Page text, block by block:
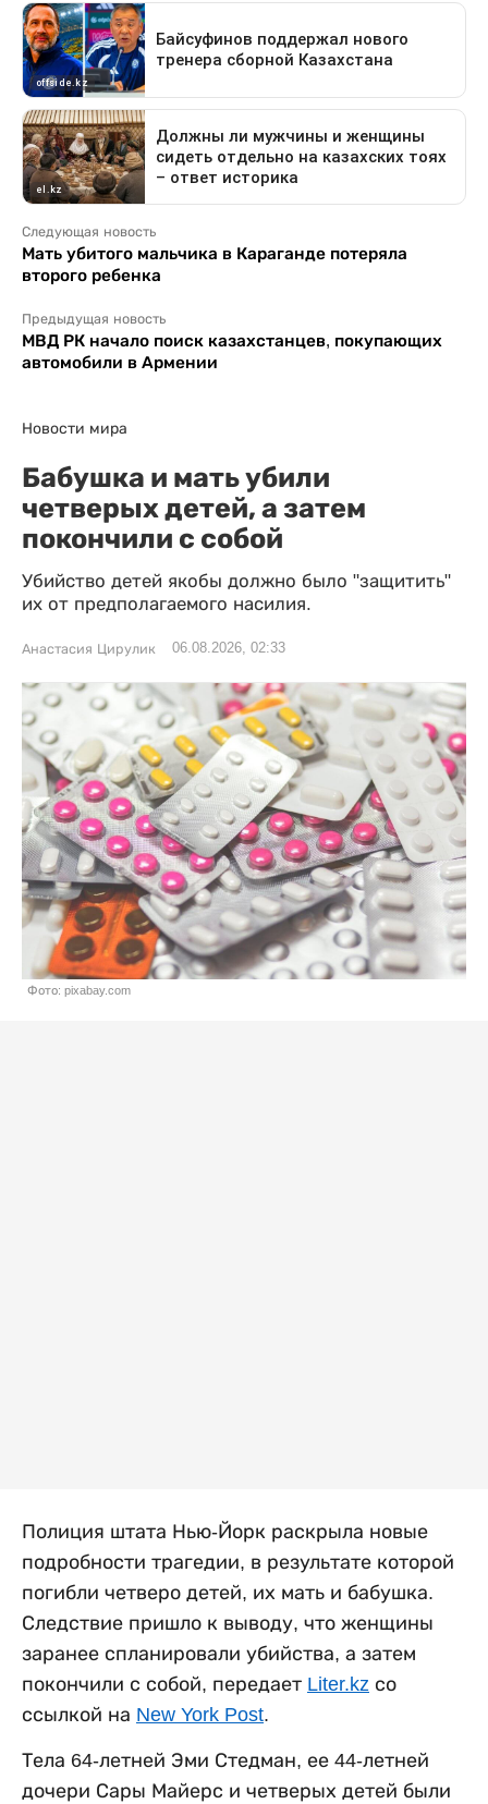
Следующая новость
Мать убитого мальчика в Караганде потеряла
второго ребенка
Предыдущая новость
МВД РК начало поиск казахстанцев, покупающих
автомобили в Армении
Новости мира
Бабушка и мать убили
четверых детей, а затем
покончили с собой
Убийство детей якобы должно было "защитить"
их от предполагаемого насилия.
Анастасия Цирулик 06.08.2026, 02:33
Фото: pixabay.com
Полиция штата Нью-Йорк раскрыла новые
подробности трагедии, в результате которой
погибли четверо детей, их мать и бабушка.
Следствие пришло к выводу, что женщины
заранее спланировали убийства, а затем
покончили с собой, передает Liter.kz со
ссылкой на New York Post.
Тела 64-летней Эми Стедман, ее 44-летней
дочери Сары Майерс и четверых детей были